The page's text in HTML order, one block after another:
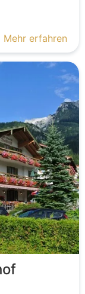
Mehr erfahren